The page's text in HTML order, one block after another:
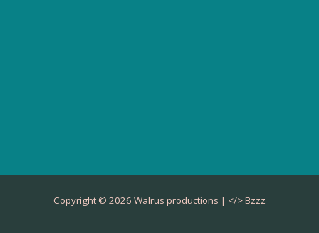
Copyright © 2026 Walrus productions | </>Bzzz